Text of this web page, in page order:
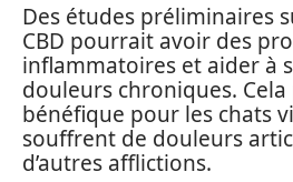
Des études préliminaires
CBD pourrait avoir des
inflammatoires et aider à
douleurs chroniques.
bénéfique pour les chats
souffrent de douleurs
d’autres afflictions.